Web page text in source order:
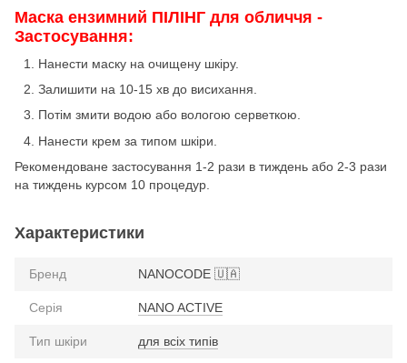
Маска ензимний ПІЛІНГ для обличчя -
Застосування:
Нанести маску на очищену шкіру.
Залишити на 10-15 хв до висихання.
Потім змити водою або вологою серветкою.
Нанести крем за типом шкіри.
Рекомендоване застосування 1-2 рази в тиждень або 2-3 рази
на тиждень курсом 10 процедур.
Характеристики
Бренд NANOCODE 🇺🇦
Серія NANO ACTIVE
Тип шкіри для всіх типів